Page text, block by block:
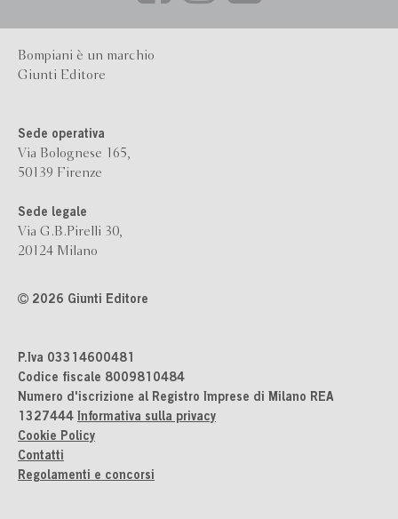
Bompiani è un marchio
Giunti Editore
Sede operativa
Via Bolognese 165,
50139 Firenze
Sede legale
Via G.B.Pirelli 30,
20124 Milano
2026 Giunti Editore
P.Iva 03314600481
Codice fiscale 8009810484
Numero d'iscrizione al Registro Imprese di Milano REA
1327444 Informativa sulla privacy
Cookie Policy
Contatti
Regolamenti e concorsi